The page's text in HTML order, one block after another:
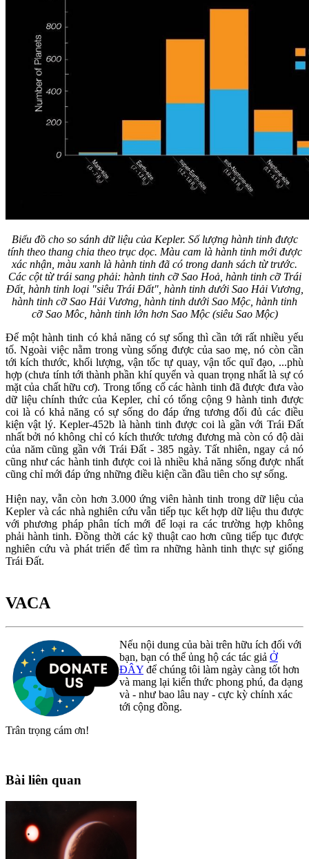
Biểu đồ cho so sánh dữ liệu của Kepler. Số lượng hành tinh được
tính theo thang chia theo trục dọc. Màu cam là hành tinh mới được
xác nhận, màu xanh là hành tinh đã có trong danh sách từ trước.
Các cột từ trái sang phải: hành tinh cỡ Sao Hoả, hành tinh cỡ Trái
Đất, hành tinh loại "siêu Trái Đất", hành tinh dưới Sao Hải Vương,
hành tinh cỡ Sao Hải Vương, hành tinh dưới Sao Mộc, hành tinh
cỡ Sao Môc, hành tinh lớn hơn Sao Mộc (siêu Sao Mộc)
Để một hành tinh có khả năng có sự sống thì cần tới rất nhiều yếu
tố. Ngoài việc nằm trong vùng sống được của sao mẹ, nó còn cần
tới kích thước, khối lượng, vận tốc tự quay, vận tốc quĩ đạo, ...phù
hợp (chưa tính tới thành phần khí quyển và quan trọng nhất là sự có
mặt của chất hữu cơ). Trong tổng cố các hành tinh đã được đưa vào
dữ liệu chính thức của Kepler, chỉ có tổng cộng 9 hành tinh được
coi là có khả năng có sự sống do đáp ứng tương đối đủ các điều
kiện vật lý. Kepler-452b là hành tinh được coi là gần với Trái Đất
nhất bởi nó không chỉ có kích thước tương đương mà còn có độ dài
của năm cũng gần với Trái Đất - 385 ngày. Tất nhiên, ngay cả nó
cũng như các hành tinh được coi là nhiều khả năng sống được nhất
cũng chỉ mới đáp ứng những điều kiện cần đầu tiên cho sự sống.
Hiện nay, vẫn còn hơn 3.000 ứng viên hành tinh trong dữ liệu của
Kepler và các nhà nghiên cứu vẫn tiếp tục kết hợp dữ liệu thu được
với phương pháp phân tích mới để loại ra các trường hợp không
phải hành tinh. Đồng thời các kỹ thuật cao hơn cũng tiếp tục được
nghiên cứu và phát triển để tìm ra những hành tinh thực sự giống
Trái Đất.
VACA
Nếu nội dung của bài trên hữu ích đối với
bạn, bạn có thể ủng hộ các tác giả Ở
ĐÂY để chúng tôi làm ngày càng tốt hơn
và mang lại kiến thức phong phú, đa dạng
và - như bao lâu nay - cực kỳ chính xác
tới cộng đồng.
Trân trọng cám ơn!
Bài liên quan